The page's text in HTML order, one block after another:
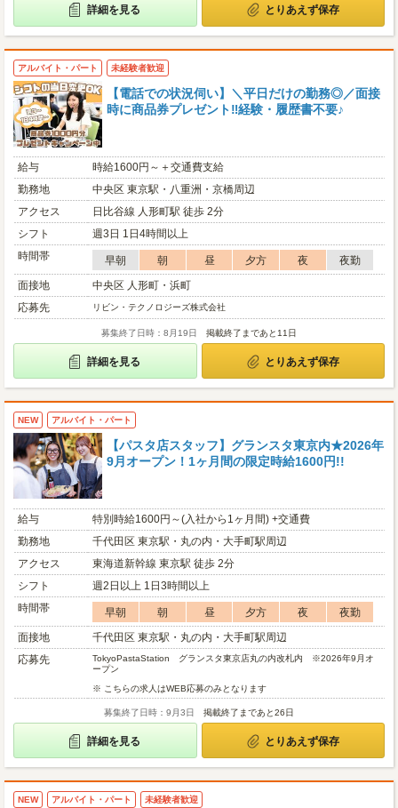
詳細を見る とりあえず保存
アルバイト・パート 未経験者歓迎
【電話での状況伺い】＼平日だけの勤務◎／面接
時に商品券プレゼント‼経験・履歴書不要♪
給与
時給1600円～＋交通費支給
勤務地
中央区 東京駅・八重洲・京橋周辺
アクセス
日比谷線 人形町駅 徒歩 2分
シフト
週3日 1日4時間以上
時間帯
早朝 朝 昼 夕方 夜
夜勤
面接地
中央区 人形町・浜町
応募先
リビン・テクノロジーズ株式会社
募集終了日時：8月19日 掲載終了まであと11日
詳細を見る とりあえず保存
NEW アルバイト・パート
【パスタ店スタッフ】グランスタ東京内★2026年
9月オープン！1ヶ月間の限定時給1600円!!
給与
特別時給1600円～(入社から1ヶ月間) +交通費
勤務地
千代田区 東京駅・丸の内・大手町駅周辺
アクセス
東海道新幹線 東京駅 徒歩 2分
シフト
週2日以上 1日3時間以上
時間帯
早朝 朝 昼 夕方 夜
夜勤
面接地
千代田区 東京駅・丸の内・大手町駅周辺
応募先
TokyoPastaStation グランスタ東京店丸の内改札内 ※2026年9月オ
ープン
※ こちらの求人はWEB応募のみとなります
募集終了日時：9月3日 掲載終了まであと26日
詳細を見る とりあえず保存
NEW アルバイト・パート 未経験者歓迎